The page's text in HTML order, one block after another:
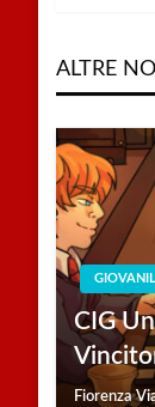
ALTRE
CIG
Fiorenza